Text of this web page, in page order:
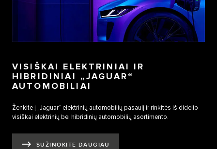
VISIŠKAI ELEKTRINIAI IR
HIBRIDINIAI „JAGUAR“
AUTOMOBILIAI
Ženkite į „Jaguar“ elektrinių automobilių pasaulį ir rinkitės iš didelio
visiškai elektrinių bei hibridinių automobilių asortimento.
SUŽINOKITE DAUGIAU